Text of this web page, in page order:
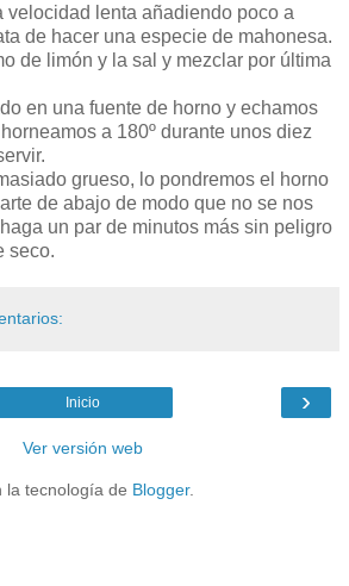
velocidad lenta añadiendo poco a
de hacer una especie de mahonesa.
de limón y la sal y mezclar por última
en una fuente de horno y echamos
a 180º durante unos diez
grueso, lo pondremos el horno
de abajo de modo que no se nos
un par de minutos más sin peligro
seco.
›
Inicio
Ver versión web
la tecnología de Blogger.